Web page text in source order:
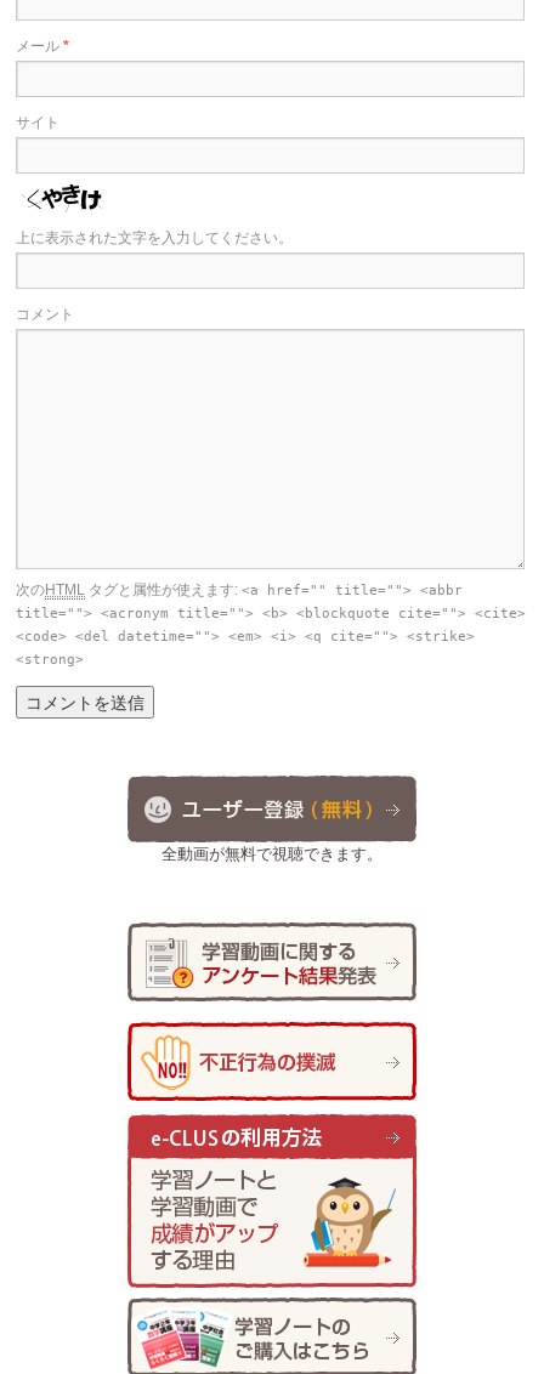
メール*
サイト
上に表示された文字を入力してください。
コメント
次のHTML タグと属性が使えます:<a href="" title=""> <abbr
title=""> <acronym title=""> <b> <blockquote cite=""> <cite>
<code> <del datetime=""> <em> <i> <q cite=""> <strike>
<strong>
全動画が無料で視聴できます。